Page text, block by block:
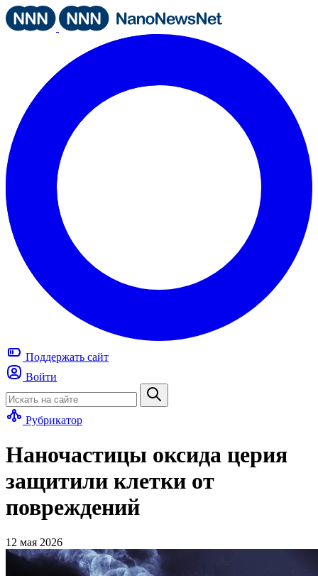
Поддержать сайт
Войти
Рубрикатор
Наночастицы оксида церия
защитили клетки от
повреждений
12 мая 2026